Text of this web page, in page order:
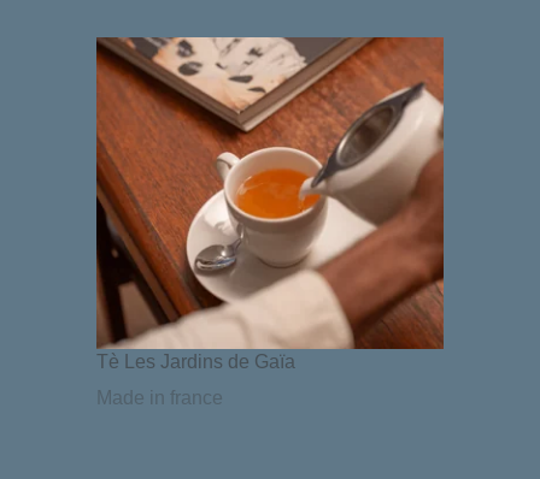
Tè Les Jardins de Gaïa
Made in france